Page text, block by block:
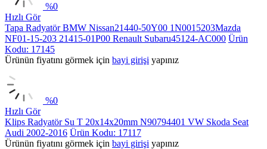
%0
Hızlı Gör
Tapa Radyatör BMW Nissan21440-50Y00 1N0015203Mazda
NF01-15-203 21415-01P00 Renault Subaru45124-AC000 Ürün
Kodu: 17145
Ürünün fiyatını görmek için bayi girişi yapınız
%0
Hızlı Gör
Klips Radyatör Su T 20x14x20mm N90794401 VW Skoda Seat
Audi 2002-2016 Ürün Kodu: 17117
Ürünün fiyatını görmek için bayi girişi yapınız